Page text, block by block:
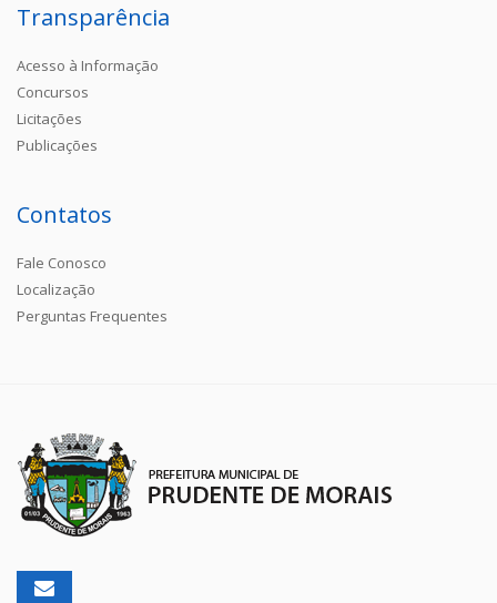
Transparência
Acesso à Informação
Concursos
Licitações
Publicações
Contatos
Fale Conosco
Localização
Perguntas Frequentes